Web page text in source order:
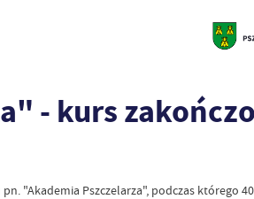
- kurs
"Akademia Pszczelarza", podczas